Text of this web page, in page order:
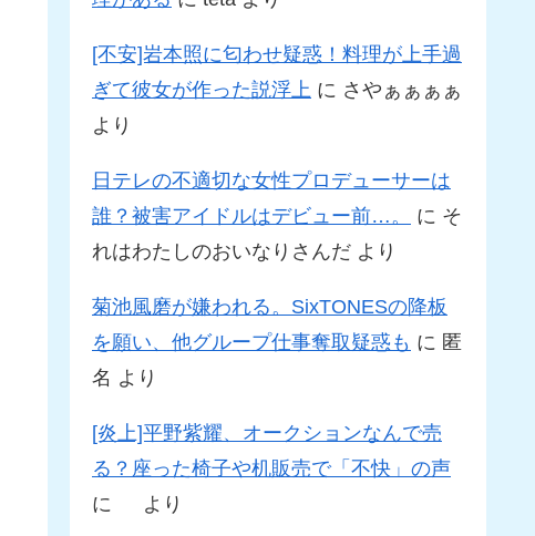
[不安]岩本照に匂わせ疑惑！料理が上手過
ぎて彼女が作った説浮上 に さやぁぁぁぁ
より
日テレの不適切な女性プロデューサーは
誰？被害アイドルはデビュー前…。
に そ
れはわたしのおいなりさんだ より
菊池風磨が嫌われる。SixTONESの降板
を願い、他グループ仕事奪取疑惑も に 匿
名 より
[炎上]平野紫耀、オークションなんで売
る？座った椅子や机販売で「不快」の声
に
より